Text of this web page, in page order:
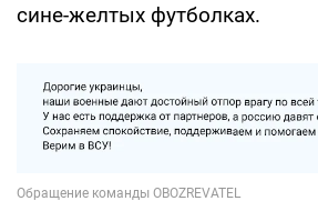
сине-желтых футболках.